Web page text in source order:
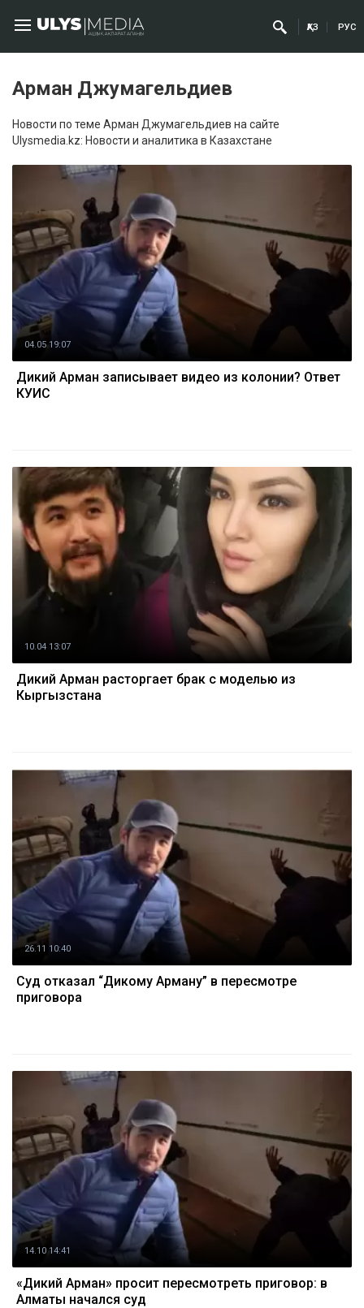
ҚАЗ РУС
Арман Джумагельдиев
Новости по теме Арман Джумагельдиев на сайте
Ulysmedia.kz: Новости и аналитика в Казахстане
04.05 19:07
Дикий Арман записывает видео из колонии? Ответ
КУИС
10.04 13:07
Дикий Арман расторгает брак с моделью из
Кыргызстана
26.11 10:40
Суд отказал “Дикому Арману” в пересмотре
приговора
14.10 14:41
«Дикий Арман» просит пересмотреть приговор: в
Алматы начался суд